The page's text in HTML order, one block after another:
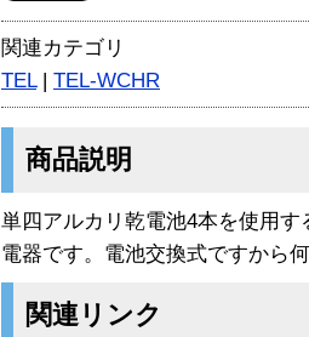
関連カテゴリ
TEL| TEL-WCHR
商品説明
単四アルカリ乾電池4本を使用
電器です。電池交換式ですから
関連リンク